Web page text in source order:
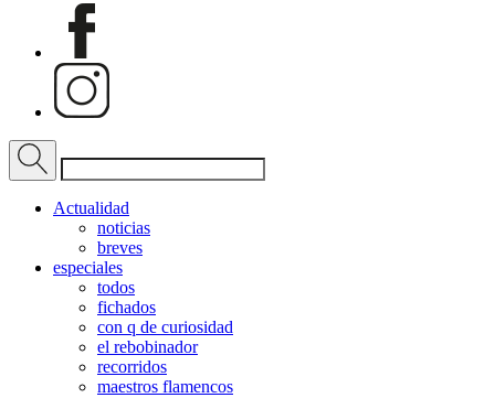
Actualidad
noticias
breves
especiales
todos
fichados
con q de curiosidad
el rebobinador
recorridos
maestros flamencos